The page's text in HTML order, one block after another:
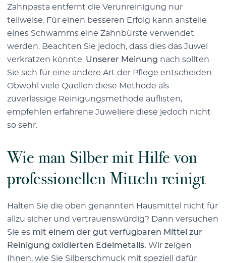
Zahnpasta entfernt die Verunreinigung nur
teilweise. Für einen besseren Erfolg kann anstelle
eines Schwamms eine Zahnbürste verwendet
werden. Beachten Sie jedoch, dass dies das Juwel
verkratzen könnte. Unserer Meinung nach sollten
Sie sich für eine andere Art der Pflege entscheiden.
Obwohl viele Quellen diese Methode als
zuverlässige Reinigungsmethode auflisten,
empfehlen erfahrene Juweliere diese jedoch nicht
so sehr.
Wie man Silber mit Hilfe von
professionellen Mitteln reinigt
Halten Sie die oben genannten Hausmittel nicht für
allzu sicher und vertrauenswürdig? Dann versuchen
Sie es mit einem der gut verfügbaren Mittel zur
Reinigung oxidierten Edelmetalls. Wir zeigen
Ihnen, wie Sie Silberschmuck mit speziell dafür